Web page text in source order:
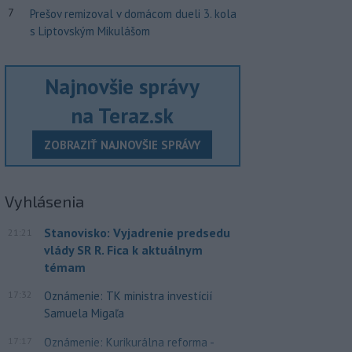
7
Prešov remizoval v domácom dueli 3. kola
s Liptovským Mikulášom
Najnovšie správy
na Teraz.sk
ZOBRAZIŤ NAJNOVŠIE SPRÁVY
Vyhlásenia
21:21
Stanovisko: Vyjadrenie predsedu
vlády SR R. Fica k aktuálnym
témam
17:32
Oznámenie: TK ministra investícií
Samuela Migaľa
Oznámenie: Kurikurálna reforma -